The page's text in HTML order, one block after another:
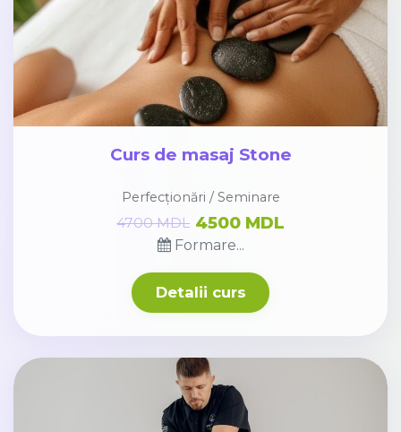
Curs de masaj Stone
Perfecționări / Seminare
Formare...
4700 MDL 4500 MDL
Detalii curs